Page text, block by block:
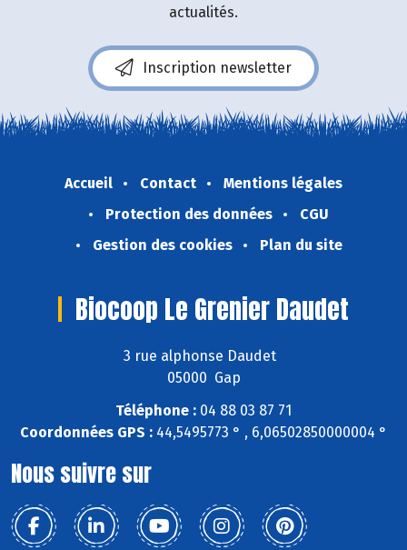
actualités.
Inscription newsletter
Accueil Contact
Mentions légales
Protection des données
CGU
Gestion des cookies
Plan du site
Biocoop Le Grenier Daudet
3 rue alphonse Daudet
05000 Gap
Téléphone : 04 88 03 87 71
Coordonnées GPS : 44,5495773 ° , 6,06502850000004 °
Nous suivre sur